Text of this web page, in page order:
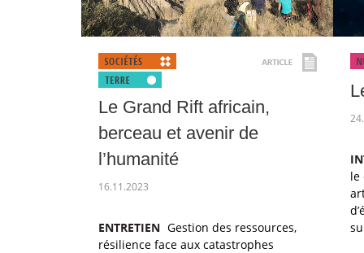
Le Grand Rift africain,
berceau et avenir de
l’humanité
16.11.2023
ENTRETIEN Gestion des ressources,
résilience face aux catastrophes
le